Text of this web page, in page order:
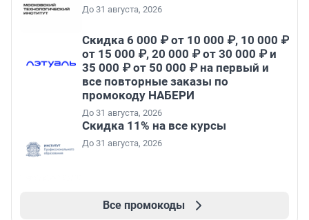
До 31 августа, 2026
Скидка 6 000 ₽ от 10 000 ₽, 10 000 ₽
от 15 000 ₽, 20 000 ₽ от 30 000 ₽ и
35 000 ₽ от 50 000 ₽ на первый и
все повторные заказы по
промокоду НАБЕРИ
До 31 августа, 2026
Скидка 11% на все курсы
До 31 августа, 2026
Все промокоды